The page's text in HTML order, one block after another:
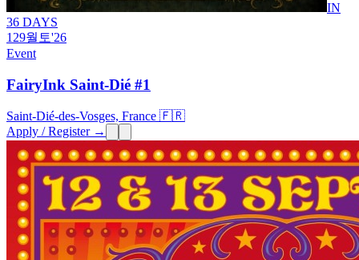
IN
36 DAYS
129월 토'26
Event
FairyInk Saint-Dié #1
Saint-Dié-des-Vosges, France 🇫🇷
Apply / Register →